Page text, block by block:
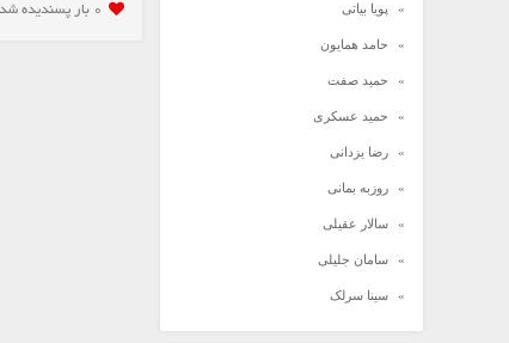
پویا بیاتی
حامد همایون
حمید صفت
حمید عسکری
رضا یزدانی
روزبه بمانی
سالار عقیلی
سامان جلیلی
سینا سرلک
شادمهر عقیلی
0 بار پسنديده شده است